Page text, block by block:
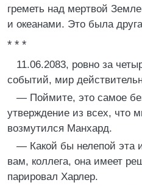
греметь над мертвой
и океанами. Это была
* * *
11.06.2083, ровно за
событий, мир
— Поймите, это самое
утверждение из всех,
возмутился Манхард.
— Какой бы нелепой эта
вам, коллега, она имеет
парировал Харлер.